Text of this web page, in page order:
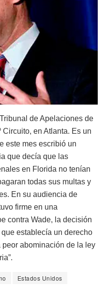
de Apelaciones de
Circuito, en Atlanta. Es un
este mes escribió un
que decía que las
en Florida no tenían
todas sus multas y
En su audiencia de
firme en una
contra Wade, la decisión
establecía un derecho
peor abominación de la ley
Estados Unidos